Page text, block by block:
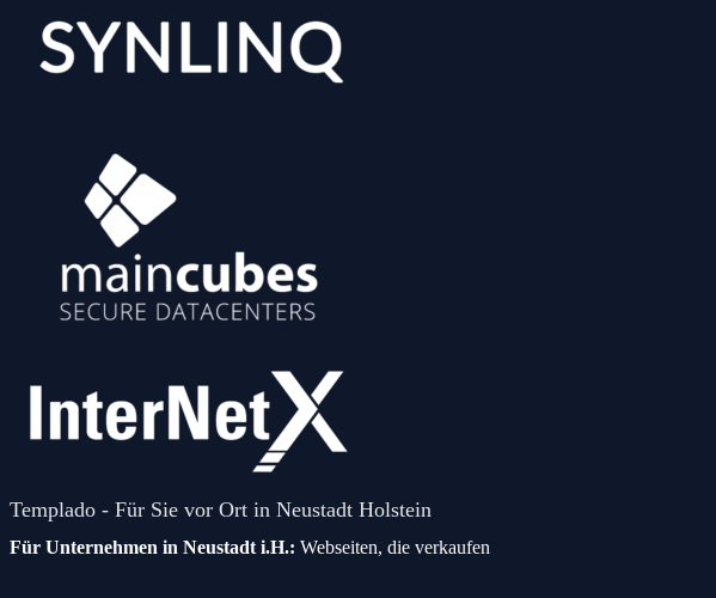
Templado - Für Sie vor Ort in Neustadt Holstein
Für Unternehmen in Neustadt i.H.: Webseiten, die verkaufen